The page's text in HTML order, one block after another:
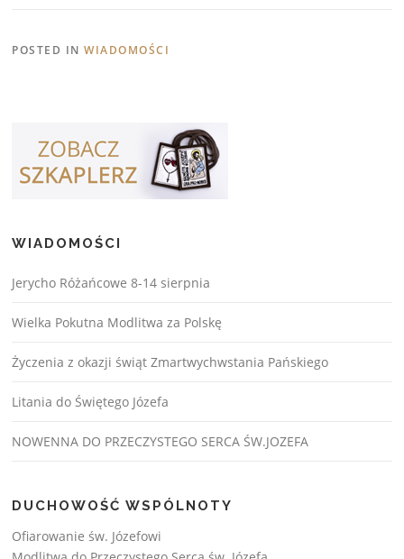
POSTED INWIADOMOŚCI
WIADOMOŚCI
Jerycho Różańcowe 8-14 sierpnia
Wielka Pokutna Modlitwa za Polskę
Życzenia z okazji świąt Zmartwychwstania Pańskiego
Litania do Świętego Józefa
NOWENNA DO PRZECZYSTEGO SERCA ŚW.JOZEFA
DUCHOWOŚĆ WSPÓLNOTY
Ofiarowanie św. Józefowi